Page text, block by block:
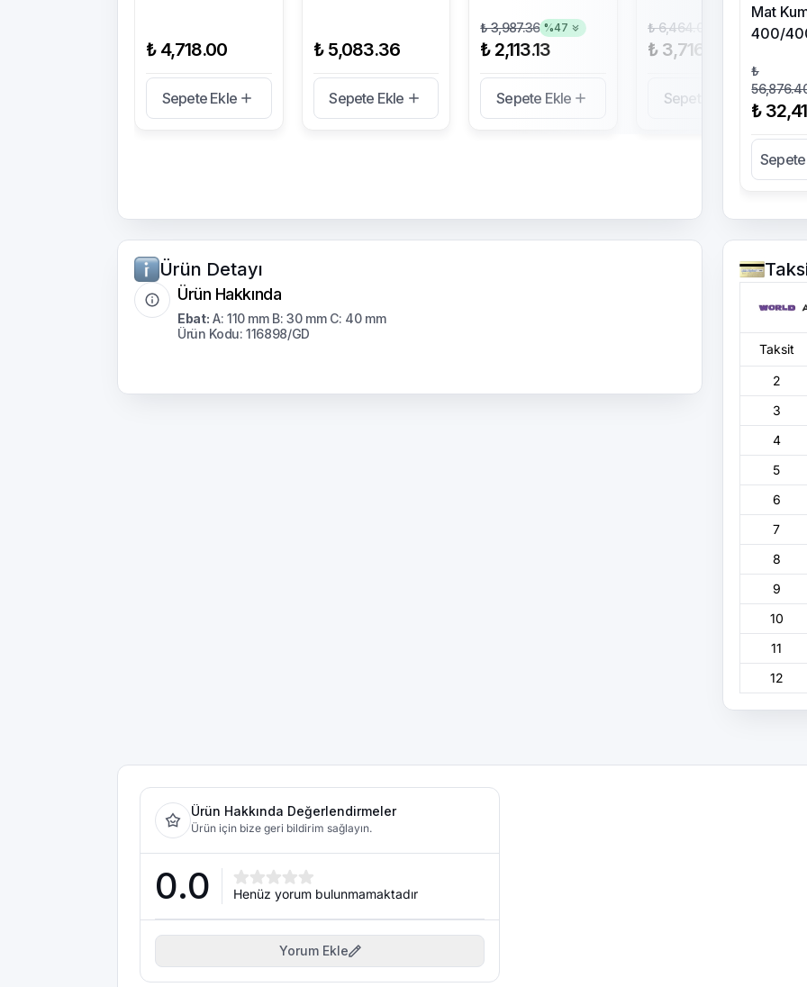
₺ 4,718.00
Sepete Ekle
₺ 5,083.36
Sepete Ekle
₺ 3,987.36 %47
₺ 2,113.13
Sepete Ekle
₺ 6,464.00
₺ 3,716.80
Sepete Ekle
Mat
400/
₺
₺
Ürün Detayı
Ürün Hakkında
Ebat: A: 110 mm B: 30 mm C: 40 mm
Ürün Kodu: 116898/GD
Taksit
2
3
4
5
6
7
8
9
10
11
12
Ürün Hakkında Değerlendirmeler
Ürün için bize geri bildirim sağlayın.
0.0 Henüz yorum bulunmamaktadır
Yorum Ekle